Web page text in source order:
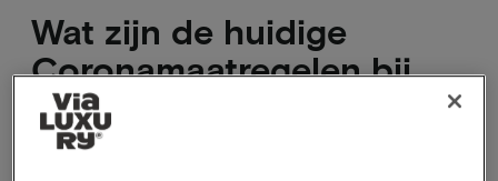
Wat zijn de huidige
Coronamaatregelen bij
hotels en faciliteiten?